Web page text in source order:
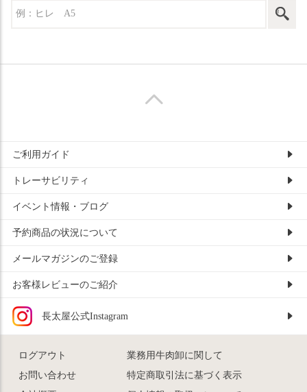
ご利用ガイド
トレーサビリティ
イベント情報・ブログ
予約商品の状況について
メールマガジンのご登録
お客様レビューのご紹介
長太屋公式Instagram
ログアウト
業務用牛肉卸に関して
お問い合わせ
特定商取引法に基づく表示